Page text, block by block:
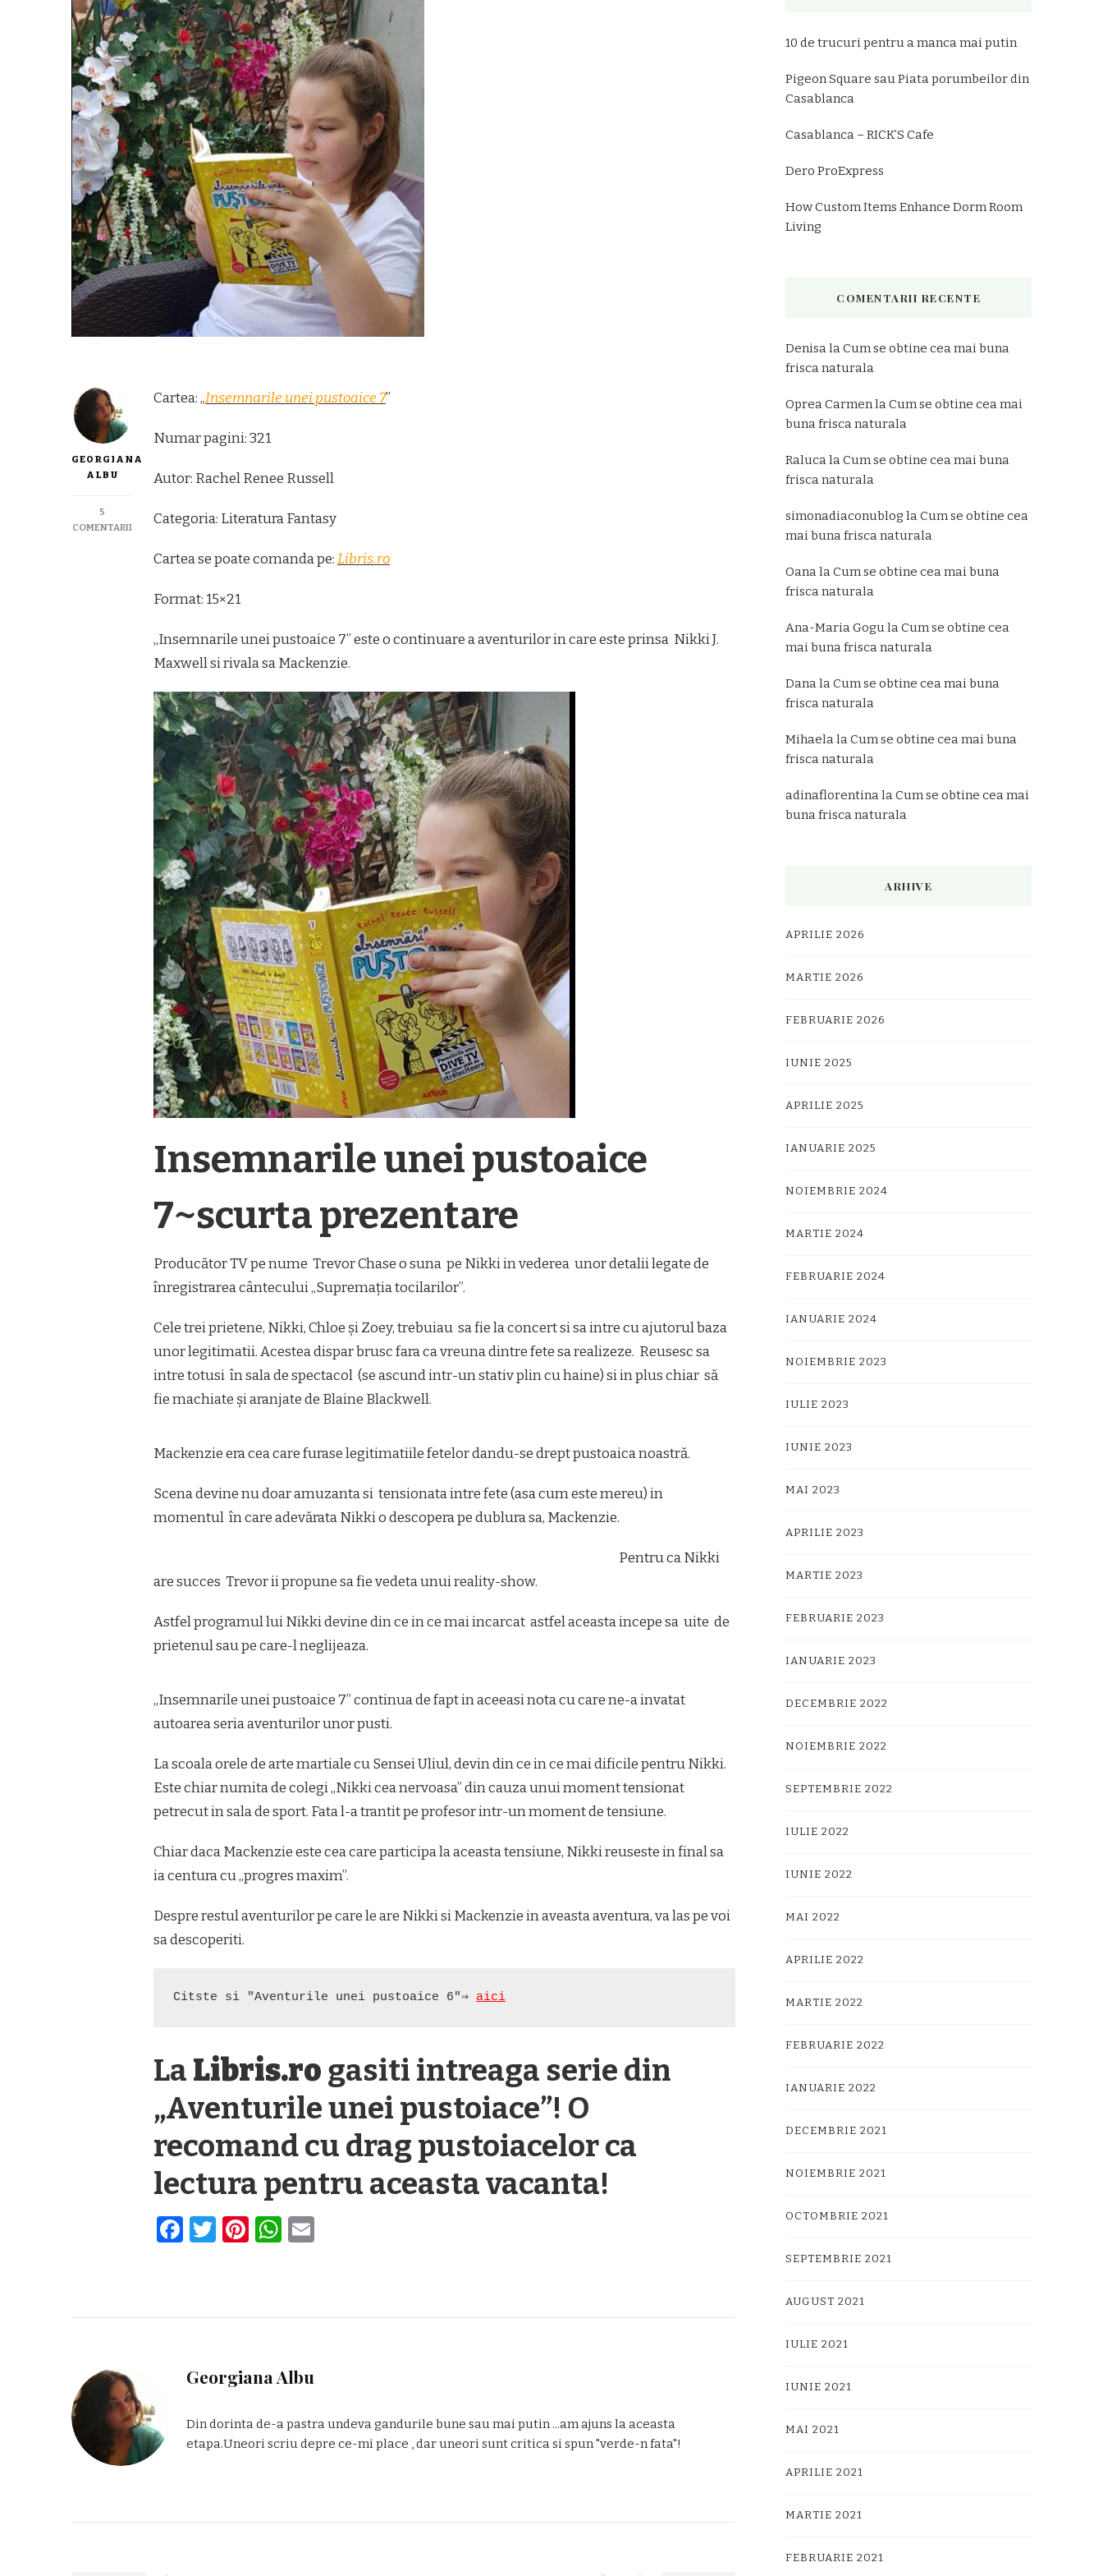
GEORGIANA
ALBU
5
COMENTARIILA
UNEI
Cartea: „Insemnarile unei pustoaice 7”
Numar pagini: 321
Autor: Rachel Renee Russell
Categoria: Literatura Fantasy
Cartea se poate comanda pe:Libris.ro
Format: 15×21
„Insemnarile unei pustoaice 7” este o continuare a aventurilor in care este prinsa Nikki J.
Maxwell si rivala sa Mackenzie.
Insemnarile unei pustoaice
7~scurta prezentare
Producător TV pe nume Trevor Chase o suna pe Nikki in vederea unor detalii legate de
înregistrarea cântecului „Supremaţia tocilarilor”.
Cele trei prietene, Nikki, Chloe şi Zoey, trebuiau sa fie la concert si sa intre cu ajutorul baza
unor legitimatii. Acestea dispar brusc fara ca vreuna dintre fete sa realizeze. Reusesc sa
intre totusi în sala de spectacol (se ascund intr-un stativ plin cu haine) si in plus chiar să
fie machiate şi aranjate de Blaine Blackwell.
Mackenzie era cea care furase legitimatiile fetelor dandu-se drept pustoaica noastră.
Scena devine nu doar amuzanta si tensionata intre fete (asa cum este mereu) in
momentul în care adevărata Nikki o descopera pe dublura sa, Mackenzie.
Pentru ca Nikki
are succes Trevor ii propune sa fie vedeta unui reality-show.
Astfel programul lui Nikki devine din ce in ce mai incarcat astfel aceasta incepe sa uite de
prietenul sau pe care-l neglijeaza.
„Insemnarile unei pustoaice 7” continua de fapt in aceeasi nota cu care ne-a invatat
autoarea seria aventurilor unor pusti.
La scoala orele de arte martiale cu Sensei Uliul, devin din ce in ce mai dificile pentru Nikki.
Este chiar numita de colegi „Nikki cea nervoasa” din cauza unui moment tensionat
petrecut in sala de sport. Fata l-a trantit pe profesor intr-un moment de tensiune.
Chiar daca Mackenzie este cea care participa la aceasta tensiune, Nikki reuseste in final sa
ia centura cu „progres maxim”.
Despre restul aventurilor pe care le are Nikki si Mackenzie in aveasta aventura, va las pe voi
sa descoperiti.
Citste si "Aventurile unei pustoaice 6"⇒ aici
La Libris.ro gasiti intreaga serie din
„Aventurile unei pustoiace”! O
recomand cu drag pustoiacelor ca
lectura pentru aceasta vacanta!
Facebook
Twitter
Pinterest
WhatsApp
Georgiana Albu
Din dorinta de-a pastra undeva gandurile bune sau mai putin ...am ajuns la aceasta
etapa.Uneori scriu depre ce-mi place , dar uneori sunt critica si spun "verde-n fata"!
10 de trucuri pentru a manca mai putin
Pigeon Square sau Piata porumbeilor din
Casablanca
Casablanca – RICK’S Cafe
Dero ProExpress
How Custom Items Enhance Dorm Room
Living
COMENTARII RECENTE
Denisa la Cum se obtine cea mai buna
frisca naturala
Oprea Carmen la Cum se obtine cea mai
buna frisca naturala
Raluca la Cum se obtine cea mai buna
frisca naturala
simonadiaconublog la Cum se obtine cea
mai buna frisca naturala
Oana la Cum se obtine cea mai buna
frisca naturala
Ana-Maria Gogu la Cum se obtine cea
mai buna frisca naturala
Dana la Cum se obtine cea mai buna
frisca naturala
Mihaela la Cum se obtine cea mai buna
frisca naturala
adinaflorentina la Cum se obtine cea mai
buna frisca naturala
ARHIVE
APRILIE 2026
MARTIE 2026
FEBRUARIE 2026
IUNIE 2025
APRILIE 2025
IANUARIE 2025
NOIEMBRIE 2024
MARTIE 2024
FEBRUARIE 2024
IANUARIE 2024
NOIEMBRIE 2023
IULIE 2023
IUNIE 2023
MAI 2023
APRILIE 2023
MARTIE 2023
FEBRUARIE 2023
IANUARIE 2023
DECEMBRIE 2022
NOIEMBRIE 2022
SEPTEMBRIE 2022
IULIE 2022
IUNIE 2022
MAI 2022
APRILIE 2022
MARTIE 2022
FEBRUARIE 2022
IANUARIE 2022
DECEMBRIE 2021
NOIEMBRIE 2021
OCTOMBRIE 2021
SEPTEMBRIE 2021
AUGUST 2021
IULIE 2021
IUNIE 2021
MAI 2021
APRILIE 2021
MARTIE 2021
FEBRUARIE 2021